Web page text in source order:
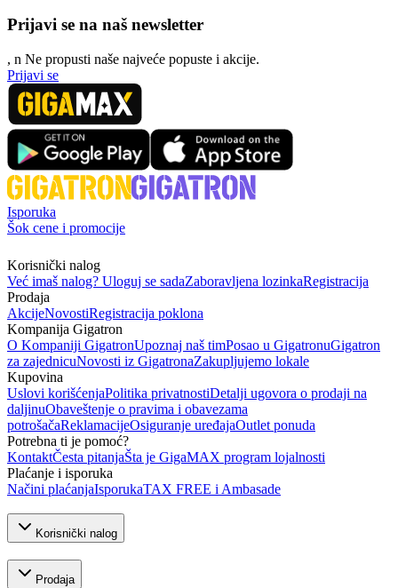
Prijavi se na naš newsletter
, n Ne propusti naše najveće popuste i akcije.
Prijavi se
Isporuka
Šok cene i promocije
Korisnički nalog
Već imaš nalog? Uloguj se sadaZaboravljena lozinkaRegistracija
Prodaja
AkcijeNovostiRegistracija poklona
Kompanija Gigatron
O Kompaniji GigatronUpoznaj naš timPosao u GigatronuGigatron
za zajednicuNovosti iz GigatronaZakupljujemo lokale
Kupovina
Uslovi korišćenjaPolitika privatnostiDetalji ugovora o prodaji na
daljinuObaveštenje o pravima i obavezama
potrošačaReklamacijeOsiguranje uređajaOutlet ponuda
Potrebna ti je pomoć?
KontaktČesta pitanjaŠta je GigaMAX program lojalnosti
Plaćanje i isporuka
Načini plaćanjaIsporukaTAX FREE i Ambasade
Korisnički nalog
Prodaja